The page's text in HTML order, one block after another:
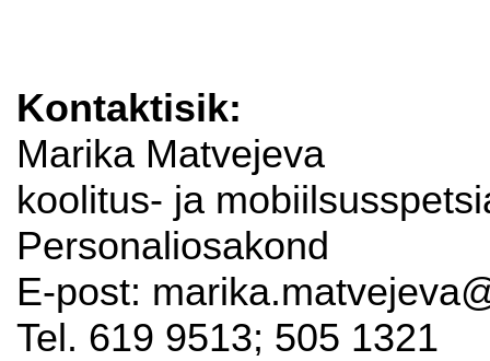
Kontaktisik:
Marika Matvejeva
koolitus- ja
Personaliosakond
E-post:
Tel. 619 9513; 505 1321